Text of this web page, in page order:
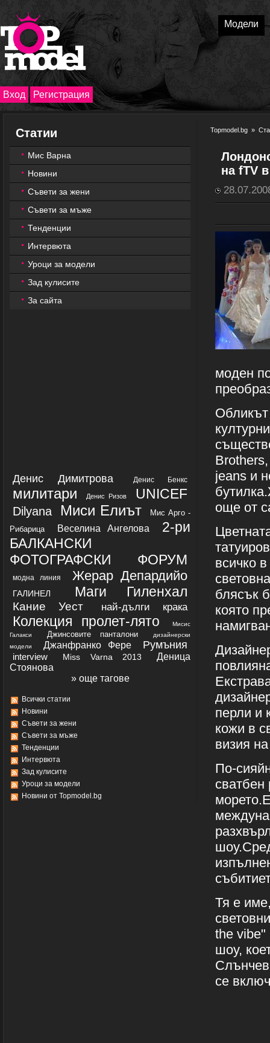
Модели
Вход Регистрация
Статии
Мис Варна
Новини
Съвети за жени
Съвети за мъже
Тенденции
Интервюта
Уроци за модели
Зад кулисите
За сайта
Денис Димитрова Денис Бенкс
милитари Денис Ризов UNICEF
Dilyana Миси Елиът
Мис Арго -
Рибарица
Веселина Ангелова
2-ри
БАЛКАНСКИ
ФОТОГРАФСКИ ФОРУМ
модна линия Жерар Депардийо
ГАЛИНЕЛ Маги Гиленхал
Кaниe Уест най-дълги крака
Колекция пролет-лято
Мисис
Галакси
Джинсовите панталони
дизайнерски
модели
Джанфранко Фере Румъния
interview Miss Varna 2013
Деница
Стоянова
» още тагове
Всички статии
Новини
Съвети за жени
Съвети за мъже
Тенденции
Интервюта
Зад кулисите
Уроци за модели
Новини от Topmodel.bg
Topmodel.bg »
на fTV
моден
Обликът
jeans и
още от
всичко
блясък
която
перли и
кожи в
визия
По-
сватбен
Тя е
the vibe"
шоу,
Слънчев
се